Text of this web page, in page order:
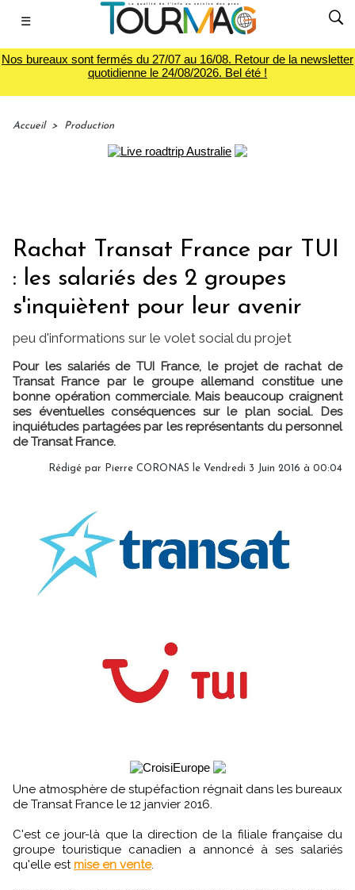
☰
Nos bureaux sont fermés du 27/07 au 16/08. Retour de la newsletter
quotidienne le 24/08/2026. Bel été !
Accueil > Production
Rachat Transat France par TUI
: les salariés des 2 groupes
s'inquiètent pour leur avenir
peu d'informations sur le volet social du projet
Pour les salariés de TUI France, le projet de rachat de
Transat France par le groupe allemand constitue une
bonne opération commerciale. Mais beaucoup craignent
ses éventuelles conséquences sur le plan social. Des
inquiétudes partagées par les représentants du personnel
de Transat France.
Rédigé par Pierre CORONAS le Vendredi 3 Juin 2016 à 00:04
Une atmosphère de stupéfaction régnait dans les bureaux
de Transat France le 12 janvier 2016.
C'est ce jour-là que la direction de la filiale française du
groupe touristique canadien a annoncé à ses salariés
qu'elle est mise en vente.